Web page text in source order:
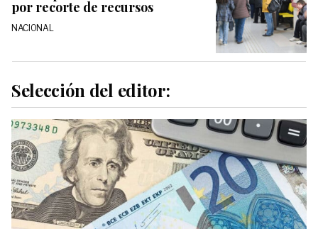
por recorte de recursos
NACIONAL
Selección del editor: